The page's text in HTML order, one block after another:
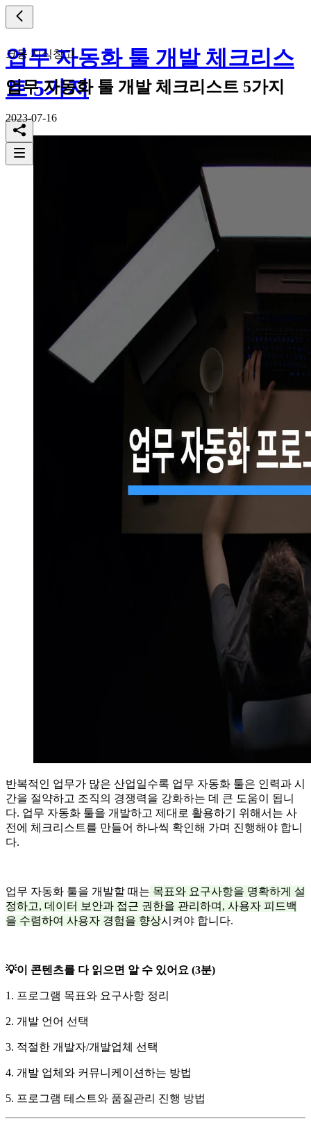
업무 자동화 툴 개발 체크리스
트 5가지
크몽 지식창고
업무 자동화 툴 개발 체크리스트 5가지
2023-07-16
반복적인 업무가 많은 산업일수록 업무 자동화 툴은 인력과 시
간을 절약하고 조직의 경쟁력을 강화하는 데 큰 도움이 됩니
다. 업무 자동화 툴을 개발하고 제대로 활용하기 위해서는 사
전에 체크리스트를 만들어 하나씩 확인해 가며 진행해야 합니
다.
업무 자동화 툴을 개발할 때는 목표와 요구사항을 명확하게 설
정하고, 데이터 보안과 접근 권한을 관리하며, 사용자 피드백
을 수렴하여 사용자 경험을 향상시켜야 합니다.
💡이 콘텐츠를 다 읽으면 알 수 있어요 (3분)
1. 프로그램 목표와 요구사항 정리
2. 개발 언어 선택
3. 적절한 개발자/개발업체 선택
4. 개발 업체와 커뮤니케이션하는 방법
5. 프로그램 테스트와 품질관리 진행 방법